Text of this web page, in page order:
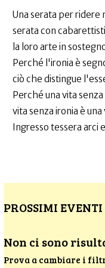
Una serata per ridere
serata con
la loro arte in
Perché l'ironia è
ciò che distingue
Perché una vita
vita senza ironia è
Ingresso tessera arci
PROSSIMI EVENTI
Non ci sono
Prova a cambiare i